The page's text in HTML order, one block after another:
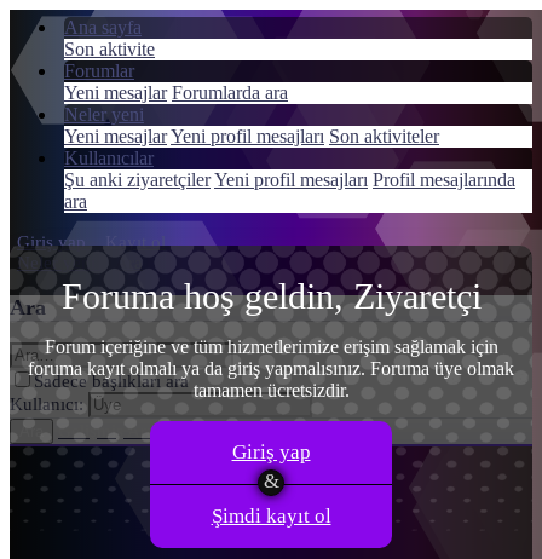
Ana sayfa
Son aktivite
Forumlar
Yeni mesajlar Forumlarda ara
Neler yeni
Yeni mesajlarYeni profil mesajları Son aktiviteler
Kullanıcılar
Şu anki ziyaretçilerYeni profil mesajları Profil mesajlarında
ara
Giriş yap
Kayıt ol
Neler yeni
Ara
Ara
Sadece başlıkları ara
Kullanıcı:
Ara Gelişmiş Arama…
Menü
Giriş yap
Kayıt ol
Foruma hoş geldin, Ziyaretçi
Forum içeriğine ve tüm hizmetlerimize erişim sağlamak için
foruma kayıt olmalı ya da giriş yapmalısınız. Foruma üye olmak
tamamen ücretsizdir.
Giriş yap
Şimdi kayıt ol